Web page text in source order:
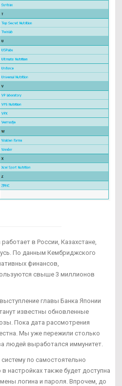
в России, Казахстане,
По данным Кембриджского
финансов,
свыше 3 миллионов
главы Банка Японии
известны обновленные
Пока дата рассмотрения
Мы уже пережили столько
людей выработался иммунитет.
по самостоятельно
настройках также будет доступна
логина и пароля. Впрочем, до